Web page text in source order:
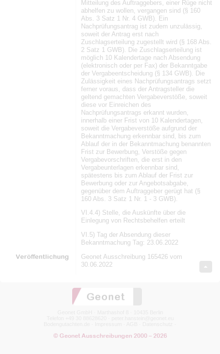
Mitteilung des Auftraggebers, einer Rüge nicht
abhelfen zu wollen, vergangen sind (§ 160
Abs. 3 Satz 1 Nr. 4 GWB). Ein
Nachprüfungsantrag ist zudem unzulässig,
soweit der Antrag erst nach
Zuschlagserteilung zugestellt wird (§ 168 Abs.
2 Satz 1 GWB). Die Zuschlagserteilung ist
möglich 10 Kalendertage nach Absendung
(elektronisch oder per Fax) der Bekanntgabe
der Vergabeentscheidung (§ 134 GWB). Die
Zulässigkeit eines Nachprüfungsantrags setzt
ferner voraus, dass der Antragsteller die
geltend gemachten Vergabeverstöße, soweit
diese vor Einreichen des
Nachprüfungsantrags erkannt wurden,
innerhalb einer Frist von 10 Kalendertagen,
soweit die Vergabeverstöße aufgrund der
Bekanntmachung erkennbar sind, bis zum
Ablauf der in der Bekanntmachung benannten
Frist zur Bewerbung, Verstöße gegen
Vergabevorschriften, die erst in den
Vergabeunterlagen erkennbar sind,
spätestens bis zum Ablauf der Frist zur
Bewerbung oder zur Angebotsabgabe,
gegenüber dem Auftraggeber gerügt hat (§
160 Abs. 3 Satz 1 Nr. 1 - 3 GWB).
VI.4.4) Stelle, die Auskünfte über die
Einlegung von Rechtsbehelfen erteilt
VI.5) Tag der Absendung dieser
Bekanntmachung Tag: 23.06.2022
Veröffentlichung
Geonet Ausschreibung 165426 vom
30.06.2022
© Geonet Ausschreibungen 2000 – 2026